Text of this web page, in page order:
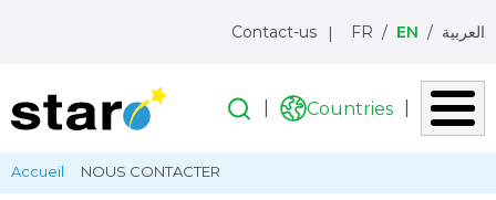
Skip
to
Menu
Contact-us FR EN العربية
Liste
des
Countries
Search
Breadcrumb
Accueil NOUS CONTACTER